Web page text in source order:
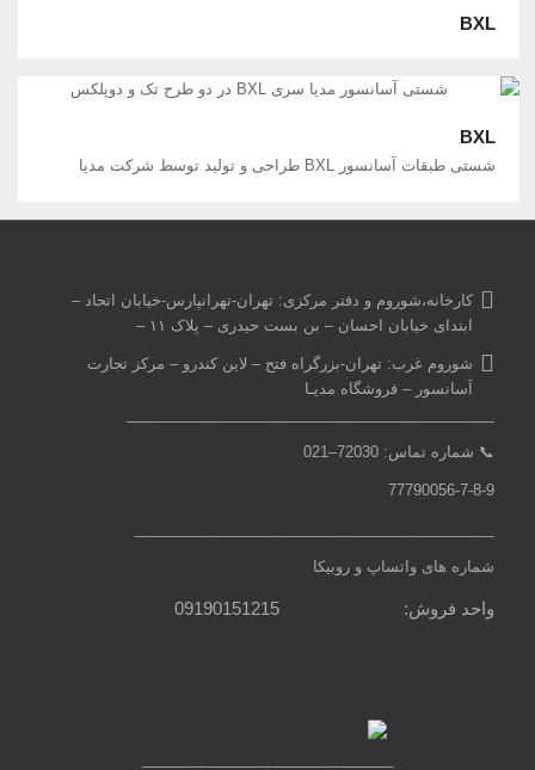
BXL
BXL
شستی طبقات آسانسور BXL طراحی و تولید توسط شرکت مدیا
کارخانه،شوروم و دفتر مرکزی: تهران-تهرانپارس-خیابان اتحاد –
ابتدای خیابان احسان – بن بست حیدری – پلاک ۱۱ –
شوروم غرب: تهران-بزرگراه فتح – لاین کندرو – مرکز تجارت
آسانسور – فروشگاه مدیـا
📞 شماره تماس: 7 2030
–
021
77790056-7-8-9
شماره های واتساپ و روبیکا
واحد فروش: 09190151215